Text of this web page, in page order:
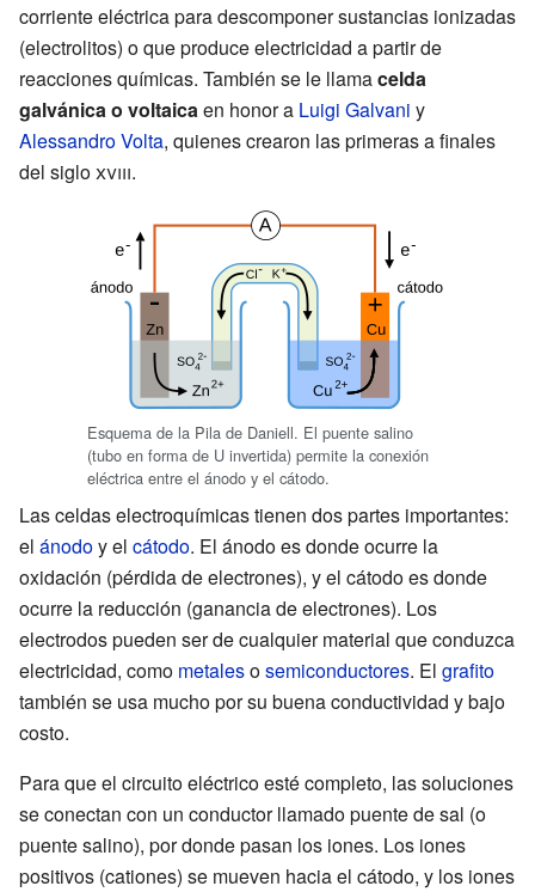
corriente eléctrica para descomponer sustancias ionizadas
(electrolitos) o que produce electricidad a partir de
reacciones químicas. También se le llamacelda
galvánica o voltaicaen honor a Luigi Galvani y
Alessandro Volta, quienes crearon las primeras a finales
del sigloxviii.
Esquema de la Pila de Daniell. El puente salino
(tubo en forma de U invertida) permite la conexión
eléctrica entre el ánodo y el cátodo.
Las celdas electroquímicas tienen dos partes importantes:
el ánodoy el cátodo. El ánodo es donde ocurre la
oxidación (pérdida de electrones), y el cátodo es donde
ocurre la reducción (ganancia de electrones). Los
electrodos pueden ser de cualquier material que conduzca
electricidad, como metalesosemiconductores. El grafito
también se usa mucho por su buena conductividad y bajo
costo.
Para que el circuito eléctrico esté completo, las soluciones
se conectan con un conductor llamado puente de sal (o
puente salino), por donde pasan los iones. Los iones
positivos (cationes) se mueven hacia el cátodo, y los iones